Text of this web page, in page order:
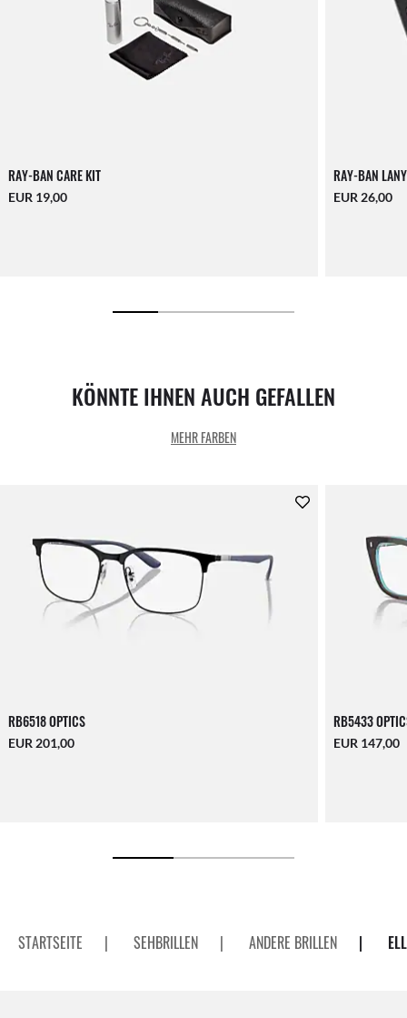
RAY-BAN CARE KIT
EUR 19,00
RAY-BAN
EUR 26,00
KÖNNTE IHNEN AUCH GEFALLEN
MEHR FARBEN
RB6518 OPTICS
EUR 201,00
RB5433
EUR 147,00
STARTSEITE | SEHBRILLEN | ANDERE BRILLEN |